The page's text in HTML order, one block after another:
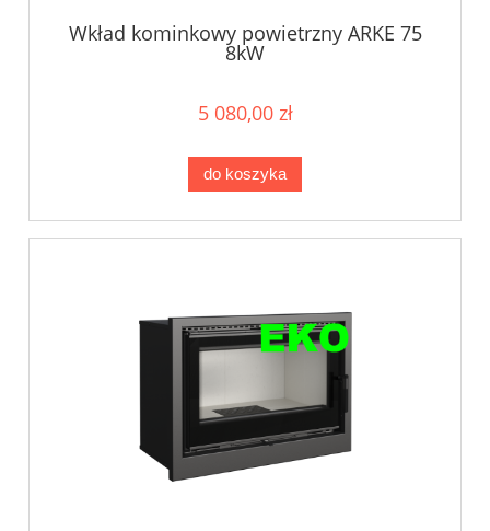
Wkład kominkowy powietrzny ARKE 75
8kW
5 080,00 zł
do koszyka